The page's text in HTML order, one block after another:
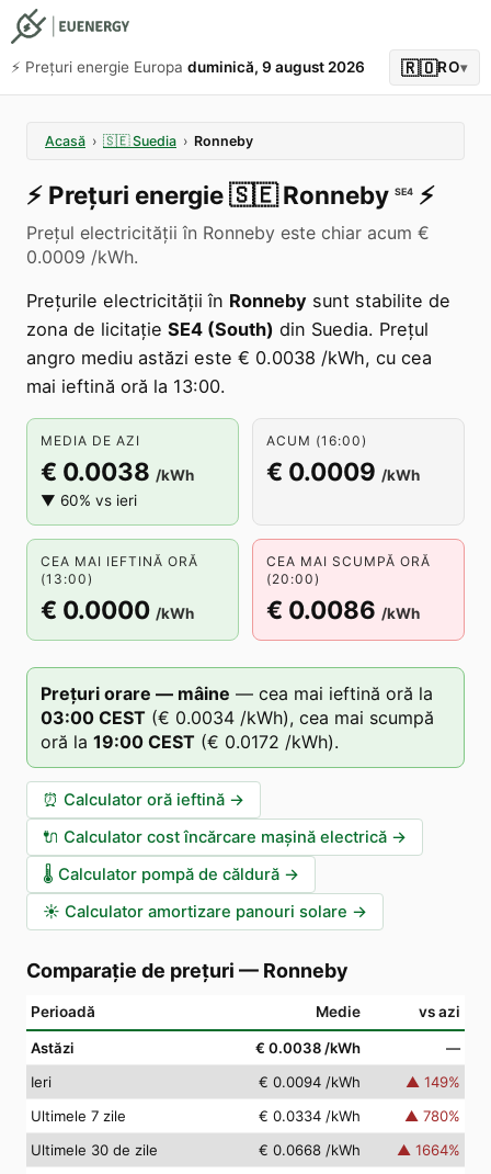
⚡️ Prețuri energie Europa duminică, 9 august 2026 🇷🇴RO▾
Acasă › 🇸🇪 Suedia › Ronneby
⚡️ Prețuri energie🇸🇪 Ronneby SE4 ⚡️
Prețul electricității în Ronneby este chiar acum €
0.0009 /kWh.
Prețurile electricității în Ronneby sunt stabilite de
zona de licitație SE4 (South) din Suedia. Prețul
angro mediu astăzi este € 0.0038 /kWh, cu cea
mai ieftină oră la 13:00.
MEDIA DE AZI
€ 0.0038 /kWh
▼ 60% vs ieri
ACUM (16:00)
€ 0.0009 /kWh
CEA MAI IEFTINĂ ORĂ
(13:00)
€ 0.0000 /kWh
CEA MAI SCUMPĂ ORĂ
(20:00)
€ 0.0086 /kWh
Prețuri orare — mâine — cea mai ieftină oră la
03:00 CEST (€ 0.0034 /kWh), cea mai scumpă
oră la 19:00 CEST (€ 0.0172 /kWh).
⏰ Calculator oră ieftină →
🔌 Calculator cost încărcare mașină electrică →
🌡️ Calculator pompă de căldură →
☀️ Calculator amortizare panouri solare →
Comparație de prețuri — Ronneby
Perioadă Medie vs azi
Astăzi € 0.0038 /kWh
—
Ieri
€ 0.0094 /kWh ▲ 149%
Ultimele 7 zile
€ 0.0334 /kWh ▲ 780%
Ultimele 30 de zile
€ 0.0668 /kWh ▲ 1664%